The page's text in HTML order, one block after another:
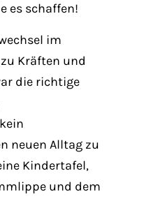
es schaffen!
im
Kräften und
die richtige
neuen Alltag zu
Kindertafel,
und dem